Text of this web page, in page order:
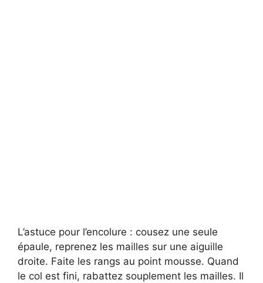
L’astuce pour l’encolure : cousez une seule
épaule, reprenez les mailles sur une aiguille
droite. Faite les rangs au point mousse. Quand
le col est fini, rabattez souplement les mailles. Il